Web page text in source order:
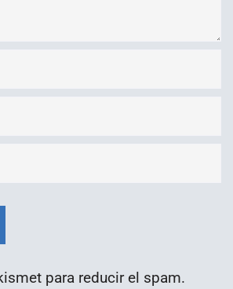
para reducir el spam.